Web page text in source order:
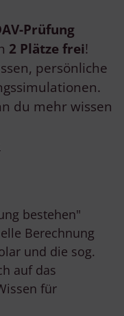
Prüfung
2 Plätze frei!
persönliche
du mehr wissen
bestehen"
Berechnung
und die sog.
auf das
für